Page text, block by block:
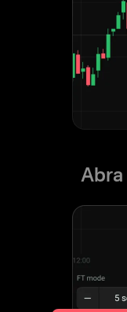
Abra